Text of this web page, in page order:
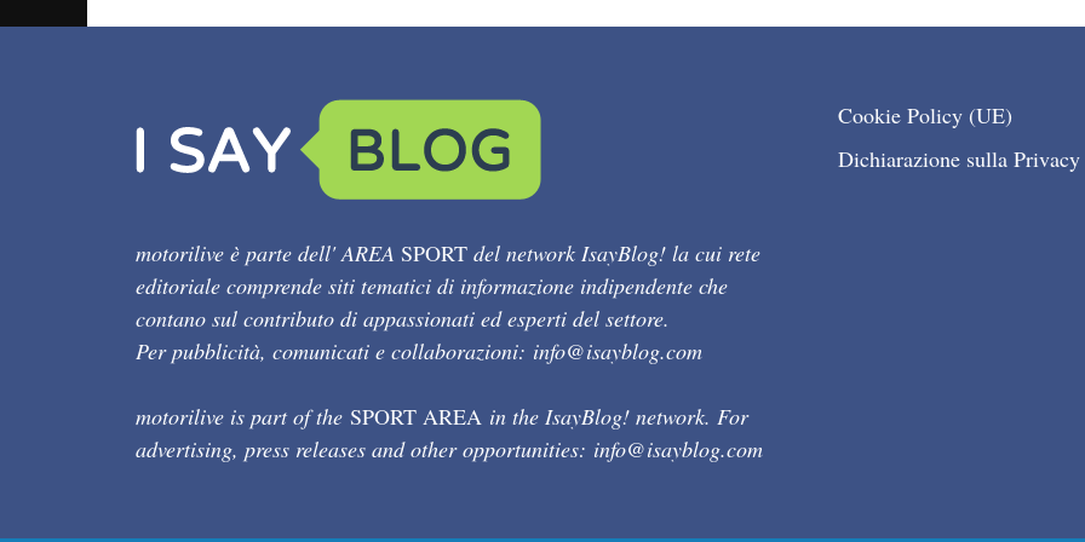
motorilive è parte dell' AREA SPORT del network IsayBlog! la cui rete
editoriale comprende siti tematici di informazione indipendente che
contano sul contributo di appassionati ed esperti del settore.
Per pubblicità, comunicati e collaborazioni: info@isayblog.com
motorilive is part of the SPORT AREA in the IsayBlog! network. For
advertising, press releases and other opportunities: info@isayblog.com
Cookie Policy (UE)
Dichiarazione sulla